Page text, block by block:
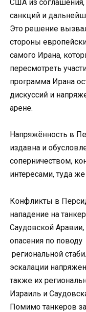
США из
санкций и
Это решение
стороны
самого Ирана,
пересмотреть
программа Ирана
дискуссий и
арене.
Напряжённость в
издавна и
соперничеством,
интересами, туда
Конфликты в
нападение на
Саудовской
опасения по поводу
региональной
эскалации
также их
Израиль и
Помимо танкеров